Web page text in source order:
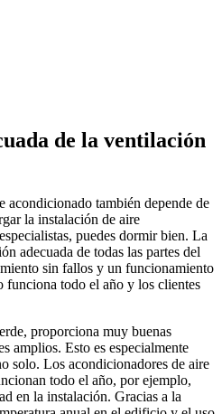
de la ventilación
acondicionado también depende de
la instalación de aire
puedes dormir bien. La
adecuada de todas las partes del
sin fallos y un funcionamiento
funciona todo el año y los clientes
proporciona muy buenas
amplios. Esto es especialmente
solo. Los acondicionadores de aire
todo el año, por ejemplo,
en la instalación. Gracias a la